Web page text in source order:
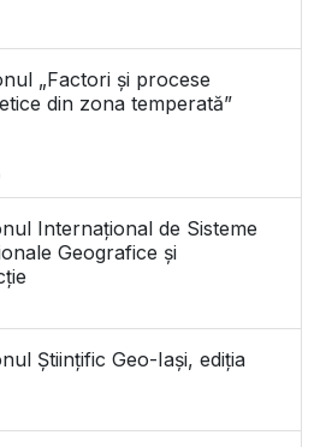
„Factori și procese
din zona temperată”
Internațional de Sisteme
Geografice și
Științific Geo-Iași, ediția